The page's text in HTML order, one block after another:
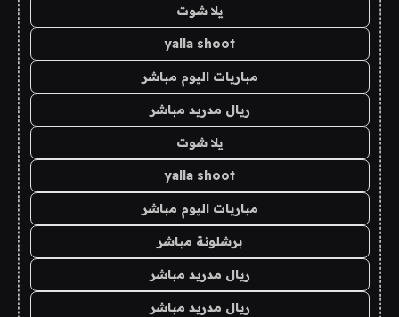
يلا شوت
yalla shoot
مباريات اليوم مباشر
ريال مدريد مباشر
يلا شوت
yalla shoot
مباريات اليوم مباشر
برشلونة مباشر
ريال مدريد مباشر
ريال مدريد مباشر